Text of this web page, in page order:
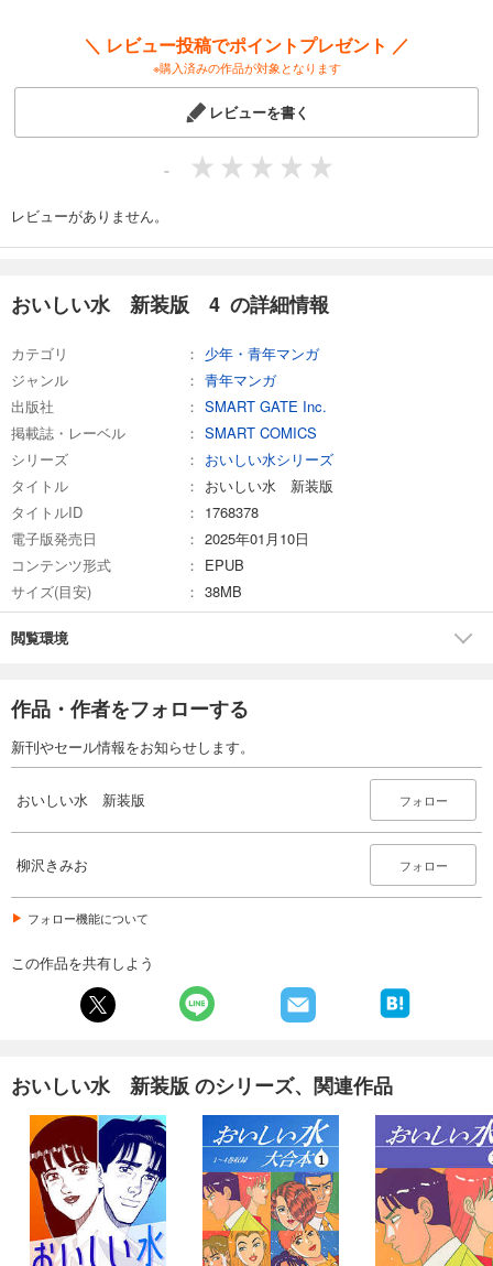
＼ レビュー投稿でポイントプレゼント ／
※購入済みの作品が対象となります
レビューを書く
-
レビューがありません。
おいしい水 新装版 4 の詳細情報
カテゴリ
少年・青年マンガ
ジャンル
青年マンガ
出版社
SMART GATE Inc.
掲載誌・レーベル
SMART COMICS
シリーズ
おいしい水シリーズ
タイトル
おいしい水 新装版
タイトルID
1768378
電子版発売日
2025年01月10日
コンテンツ形式
EPUB
サイズ(目安)
38MB
閲覧環境
作品・作者をフォローする
新刊やセール情報をお知らせします。
おいしい水 新装版 フォロー
柳沢きみお フォロー
フォロー機能について
この作品を共有しよう
おいしい水 新装版 のシリーズ、関連作品